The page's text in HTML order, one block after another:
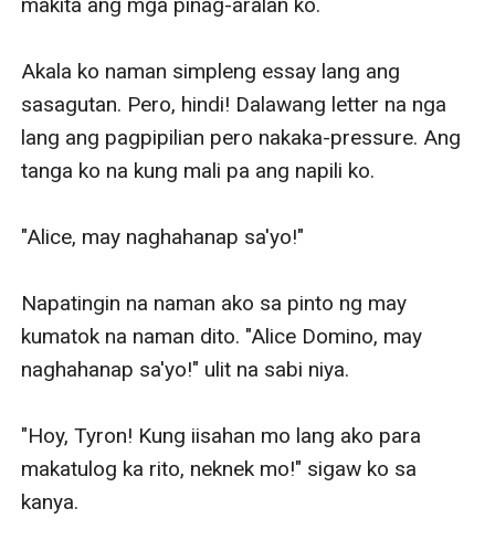
Akala ko naman simpleng essay lang ang
sasagutan. Pero, hindi! Dalawang letter na nga
lang ang pagpipilian pero nakaka-pressure. Ang
tanga ko na kung mali pa ang napili ko.
"Alice, may naghahanap sa'yo!"
Napatingin na naman ako sa pinto ng may
kumatok na naman dito. "Alice Domino, may
naghahanap sa'yo!" ulit na sabi niya.
"Hoy, Tyron! Kung iisahan mo lang ako para
makatulog ka rito, neknek mo!" sigaw ko sa
kanya.